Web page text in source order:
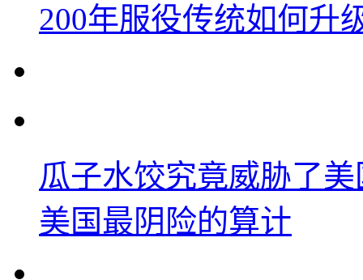
200年服役传统如何升
瓜子水饺究竟威胁了
美国最阴险的算计